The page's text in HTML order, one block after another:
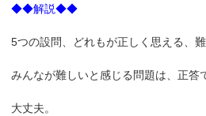
◆◆解説◆◆
5つの設問、どれもが正しく思える、難
みんなが難しいと感じる問題は、正答
大丈夫。